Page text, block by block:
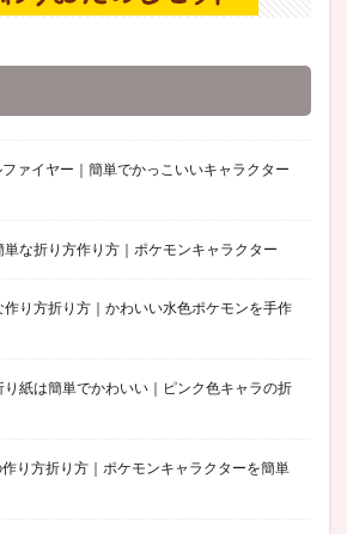
ァイヤー｜簡単でかっこいいキャラクター
単な折り方作り方｜ポケモンキャラクター
作り方折り方｜かわいい水色ポケモンを手作
り紙は簡単でかわいい｜ピンク色キャラの折
り方折り方｜ポケモンキャラクターを簡単